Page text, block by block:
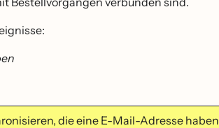
die eine E-Mail-Adresse